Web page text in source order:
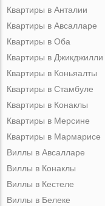
Квартиры в Анталии
Квартиры в Авсалларе
Квартиры в Оба
Квартиры в Джикджилли
Квартиры в Коньяалты
Квартиры в Стамбуле
Квартиры в Конаклы
Квартиры в Мерсине
Квартиры в Мармарисе
Виллы в Авсалларе
Виллы в Конаклы
Виллы в Кестеле
Виллы в Белеке